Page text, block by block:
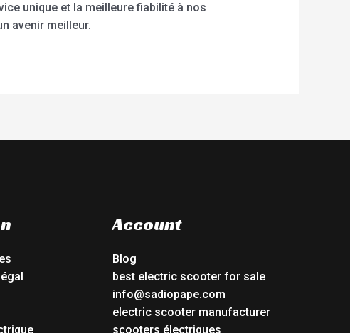
unique et la meilleure fiabilité à nos
avenir meilleur.
Account
Blog
best electric scooter for sale
info@sadiopape.com
electric scooter manufacturer
scooters électriques